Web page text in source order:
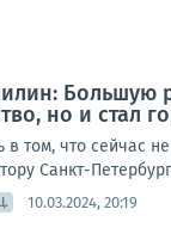
Большую
но и стал
том, что сейчас
Санкт-
10.03.2024, 20:19